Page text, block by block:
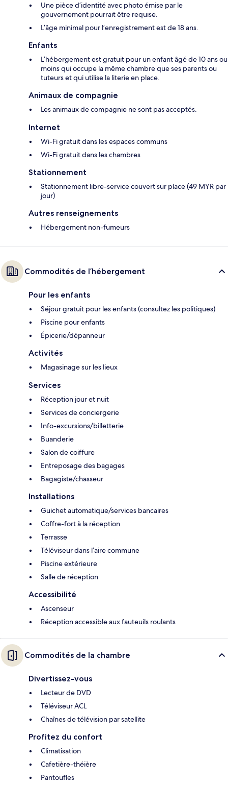
Une pièce d’identité avec photo émise par le
gouvernement pourrait être requise.
L’âge minimal pour l’enregistrement est de 18 ans.
Enfants
L’hébergement est gratuit pour un enfant âgé de 10 ans ou
moins qui occupe la même chambre que ses parents ou
tuteurs et qui utilise la literie en place.
Animaux de compagnie
Les animaux de compagnie ne sont pas acceptés.
Internet
Wi-Fi gratuit dans les espaces communs
Wi-Fi gratuit dans les chambres
Stationnement
Stationnement libre-service couvert sur place (49 MYR par
jour)
Autres renseignements
Hébergement non-fumeurs
Commodités de l’hébergement
Pour les enfants
Séjour gratuit pour les enfants (consultez les politiques)
Piscine pour enfants
Épicerie/dépanneur
Activités
Magasinage sur les lieux
Services
Réception jour et nuit
Services de conciergerie
Info-excursions/billetterie
Buanderie
Salon de coiffure
Entreposage des bagages
Bagagiste/chasseur
Installations
Guichet automatique/services bancaires
Coffre-fort à la réception
Terrasse
Téléviseur dans l’aire commune
Piscine extérieure
Salle de réception
Accessibilité
Ascenseur
Réception accessible aux fauteuils roulants
Commodités de la chambre
Divertissez-vous
Lecteur de DVD
Téléviseur ACL
Chaînes de télévision par satellite
Profitez du confort
Climatisation
Cafetière-théière
Pantoufles